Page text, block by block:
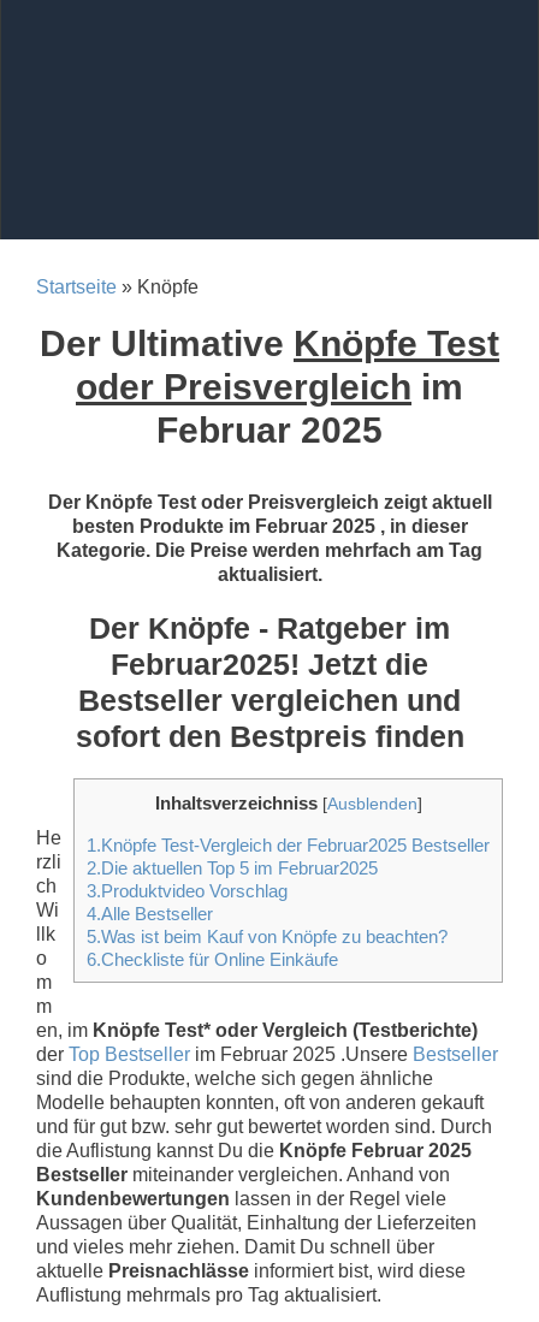
Startseite » Knöpfe
Der Ultimative Knöpfe Test
oder Preisvergleich im
Februar 2025
Der Knöpfe Test oder Preisvergleich zeigt aktuell
besten Produkte im Februar 2025 , in dieser
Kategorie. Die Preise werden mehrfach am Tag
aktualisiert.
Der Knöpfe - Ratgeber im
Februar2025! Jetzt die
Bestseller vergleichen und
sofort den Bestpreis finden
Inhaltsverzeichniss [Ausblenden]
1.Knöpfe Test-Vergleich der Februar2025 Bestseller
2.Die aktuellen Top 5 im Februar2025
3.Produktvideo Vorschlag
4.Alle Bestseller
5.Was ist beim Kauf von Knöpfe zu beachten?
6.Checkliste für Online Einkäufe
He
rzli
ch
Wi
llk
o
m
m
en, im Knöpfe Test* oder Vergleich (Testberichte)
der Top Bestseller im Februar 2025 .Unsere Bestseller
sind die Produkte, welche sich gegen ähnliche
Modelle behaupten konnten, oft von anderen gekauft
und für gut bzw. sehr gut bewertet worden sind. Durch
die Auflistung kannst Du die Knöpfe Februar 2025
Bestseller miteinander vergleichen. Anhand von
Kundenbewertungen lassen in der Regel viele
Aussagen über Qualität, Einhaltung der Lieferzeiten
und vieles mehr ziehen. Damit Du schnell über
aktuelle Preisnachlässe informiert bist, wird diese
Auflistung mehrmals pro Tag aktualisiert.